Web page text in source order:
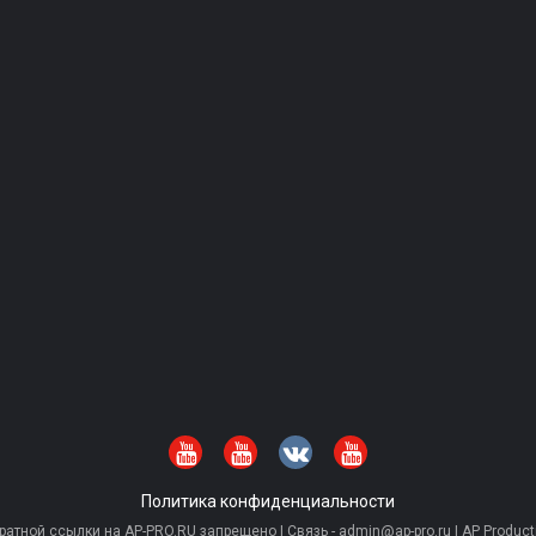
Политика конфиденциальности
ссылки на AP-PRO.RU запрещено | Связь - admin@ap-pro.ru | AP